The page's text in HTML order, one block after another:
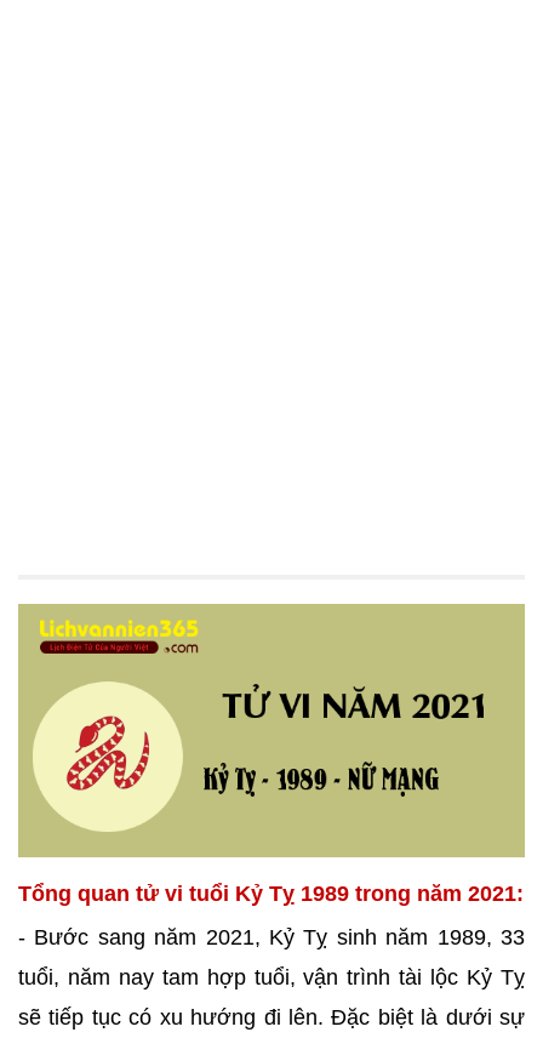
Tổng quan tử vi tuổi Kỷ Tỵ 1989 trong năm 2021:
- Bước sang năm 2021, Kỷ Tỵ sinh năm 1989, 33
tuổi, năm nay tam hợp tuổi, vận trình tài lộc Kỷ Tỵ
sẽ tiếp tục có xu hướng đi lên. Đặc biệt là dưới sự